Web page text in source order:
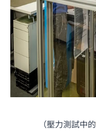
（壓力測試中的